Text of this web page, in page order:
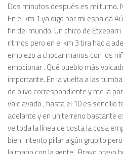
Dos minutos después es mi turno.
En el km 1 ya oigo por mi espalda
fin del mundo. Un chico de
ritmos pero en el km 3 tira hacia
empiezo a chocar manos con los
emocionar . Qué pueblo más
importante. En la vuelta a las
de olivo correspondiente y me la
va clavado , hasta el 10 es sencillo
adelante y en un terreno bastante
ve toda la línea de costa la cosa
bien. Intento pillar algún grupito